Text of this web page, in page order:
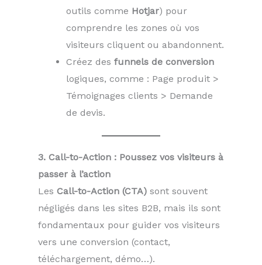
outils comme Hotjar) pour
comprendre les zones où vos
visiteurs cliquent ou abandonnent.
Créez des funnels de conversion
logiques, comme : Page produit >
Témoignages clients > Demande
de devis.
3. Call-to-Action : Poussez vos visiteurs à
passer à l’action
Les Call-to-Action (CTA) sont souvent
négligés dans les sites B2B, mais ils sont
fondamentaux pour guider vos visiteurs
vers une conversion (contact,
téléchargement, démo…).